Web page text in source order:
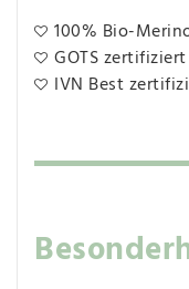
100% Bio-
GOTS zertifiziert
IVN Best